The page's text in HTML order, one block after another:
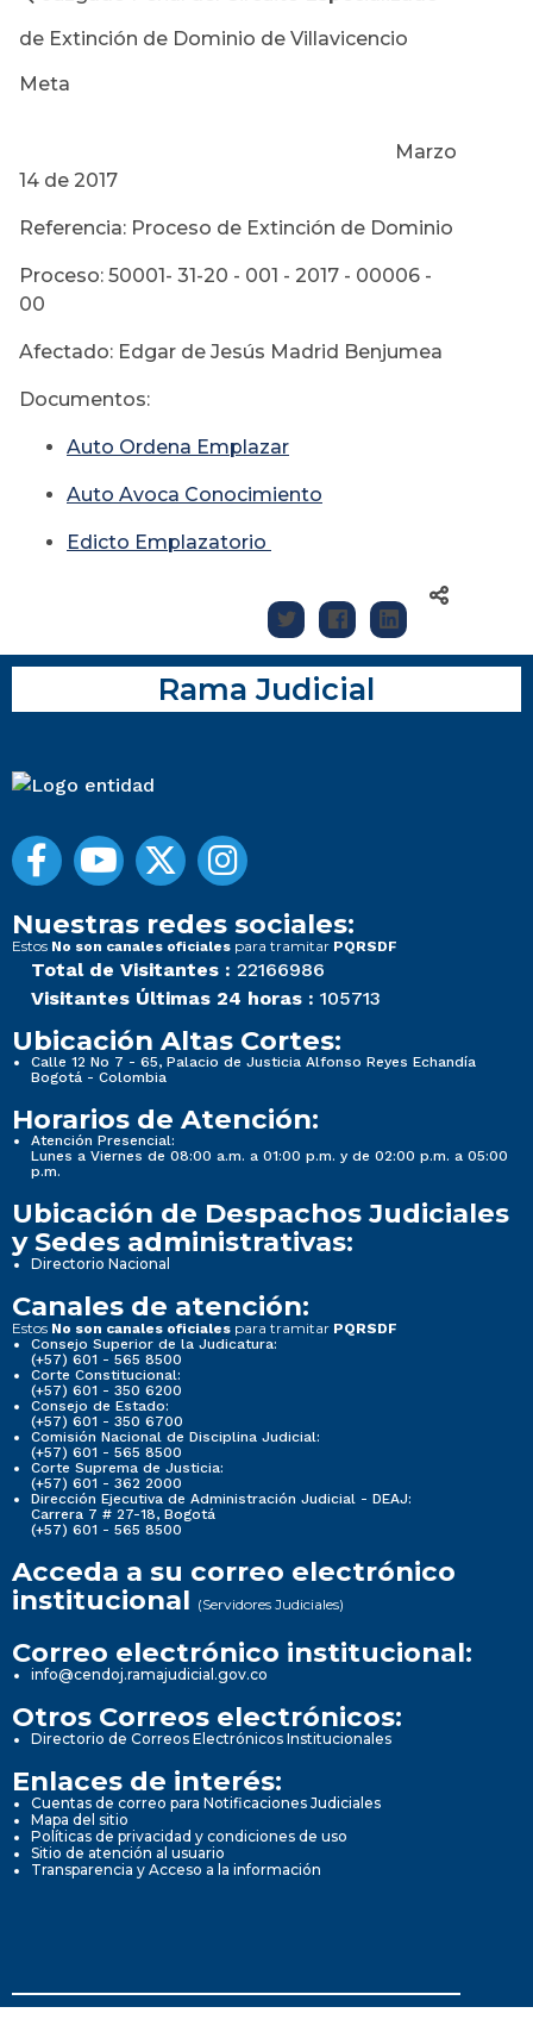
de Extinción de Dominio de Villavicencio
Meta
Marzo
14 de 2017
Referencia: Proceso de Extinción de Dominio
Proceso: 50001- 31-20 - 001 - 2017 - 00006 -
00
Afectado: Edgar de Jesús Madrid Benjumea
Documentos:
Auto Ordena Emplazar
Auto Avoca Conocimiento
Edicto Emplazatorio
Rama Judicial
Nuestras redes sociales:
Estos No son canales oficiales para tramitar PQRSDF
Total de Visitantes : 22166986
Visitantes Últimas 24 horas : 105713
Ubicación Altas Cortes:
Calle 12 No 7 - 65, Palacio de Justicia Alfonso Reyes Echandía
Bogotá - Colombia
Horarios de Atención:
Atención Presencial:
Lunes a Viernes de 08:00 a.m. a 01:00 p.m. y de 02:00 p.m. a 05:00
p.m.
Ubicación de Despachos Judiciales
y Sedes administrativas:
Directorio Nacional
Canales de atención:
Estos No son canales oficiales para tramitar PQRSDF
Consejo Superior de la Judicatura:
(+57) 601 - 565 8500
Corte Constitucional:
(+57) 601 - 350 6200
Consejo de Estado:
(+57) 601 - 350 6700
Comisión Nacional de Disciplina Judicial:
(+57) 601 - 565 8500
Corte Suprema de Justicia:
(+57) 601 - 362 2000
Dirección Ejecutiva de Administración Judicial - DEAJ:
Carrera 7 # 27-18, Bogotá
(+57) 601 - 565 8500
Acceda a su correo electrónico
institucional (Servidores Judiciales)
Correo electrónico institucional:
info@cendoj.ramajudicial.gov.co
Otros Correos electrónicos:
Directorio de Correos Electrónicos Institucionales
Enlaces de interés:
Cuentas de correo para Notificaciones Judiciales
Mapa del sitio
Políticas de privacidad y condiciones de uso
Sitio de atención al usuario
Transparencia y Acceso a la información